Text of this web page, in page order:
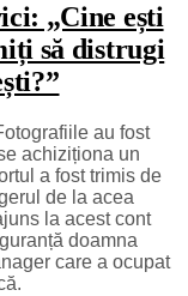
„Cine ești
să distrugi
au fost
achiziționa un
a fost trimis de
de la acea
la acest cont
doamna
care a ocupat